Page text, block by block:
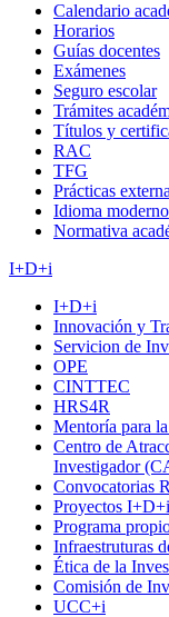
Calendario
Horarios
Guías docentes
Exámenes
Seguro escolar
Trámites
Títulos y
RAC
TFG
Prácticas
Idioma moderno
Normativa
I+D+i
I+D+i
Innovación y
Servicion de
OPE
CINTTEC
HRS4R
Mentoría para
Centro de
Investigador
Convocatorias
Proyectos I+D+i
Programa
Infraestruturas
Ética de la
Comisión de
UCC+i